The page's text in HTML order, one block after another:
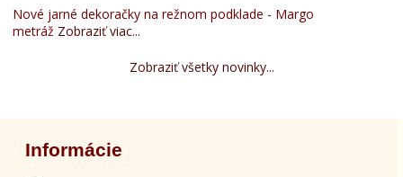
Nové jarné dekoračky na režnom podklade - Margo
metráž Zobraziť viac...
Zobraziť všetky novinky...
Informácie